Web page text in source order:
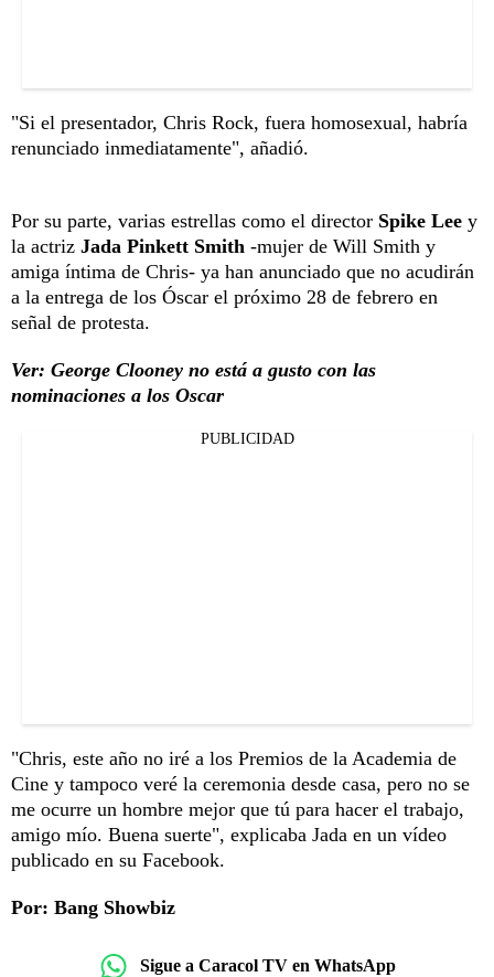
"Si el presentador, Chris Rock, fuera homosexual, habría
renunciado inmediatamente", añadió.
Por su parte, varias estrellas como el director Spike Lee y
la actriz Jada Pinkett Smith -mujer de Will Smith y
amiga íntima de Chris- ya han anunciado que no acudirán
a la entrega de los Óscar el próximo 28 de febrero en
señal de protesta.
Ver: George Clooney no está a gusto con las
nominaciones a los Oscar
PUBLICIDAD
"Chris, este año no iré a los Premios de la Academia de
Cine y tampoco veré la ceremonia desde casa, pero no se
me ocurre un hombre mejor que tú para hacer el trabajo,
amigo mío. Buena suerte", explicaba Jada en un vídeo
publicado en su Facebook.
Por: Bang Showbiz
Sigue a Caracol TV en WhatsApp